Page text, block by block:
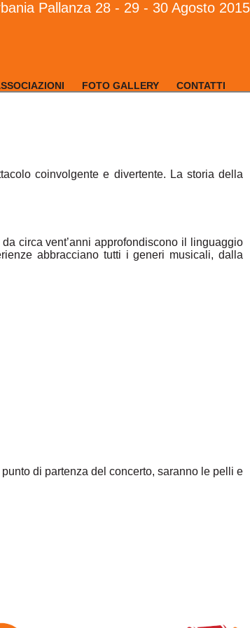
Pallanza 28 - 29 - 30 Agosto 2015
FOTO GALLERY CONTATTI
coinvolgente e divertente. La storia della
circa vent’anni approfondiscono il linguaggio
abbracciano tutti i generi musicali, dalla
di partenza del concerto, saranno le pelli e